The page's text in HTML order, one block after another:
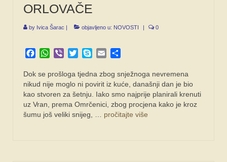
ORLOVAČE
by Ivica Šarac | objavljeno u: NOVOSTI | 0
Facebook
WhatsApp
Viber TwitterSkypeEmail
Dok se prošloga tjedna zbog snježnoga nevremena
nikud nije moglo ni povirit iz kuće, današnji dan je bio
kao stvoren za šetnju. Iako smo najprije planirali krenuti
uz Vran, prema Omrčenici, zbog procjena kako je kroz
šumu još veliki snijeg, … pročitajte više